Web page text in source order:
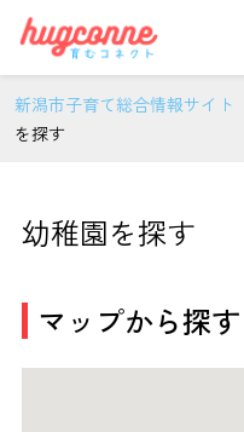
新潟市子育て総合情報サイト
を探す
幼稚園を探す
マップから探す